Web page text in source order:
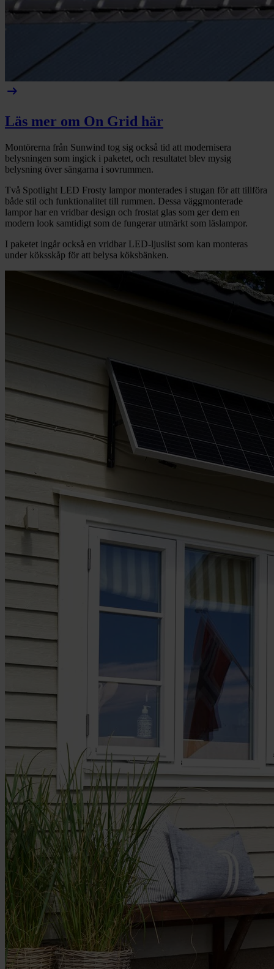
arrow_right_alt
Läs mer om On Grid här
Montörerna från Sunwind tog sig också tid att modernisera
belysningen som ingick i paketet, och resultatet blev mysig
belysning över sängarna i sovrummen.
Två Spotlight LED Frosty lampor monterades i stugan för att tillföra
både stil och funktionalitet till rummen. Dessa väggmonterade
lampor har en vridbar design och frostat glas som ger dem en
modern look samtidigt som de fungerar utmärkt som läslampor.
I paketet ingår också en vridbar LED-ljuslist som kan monteras
under köksskåp för att belysa köksbänken.